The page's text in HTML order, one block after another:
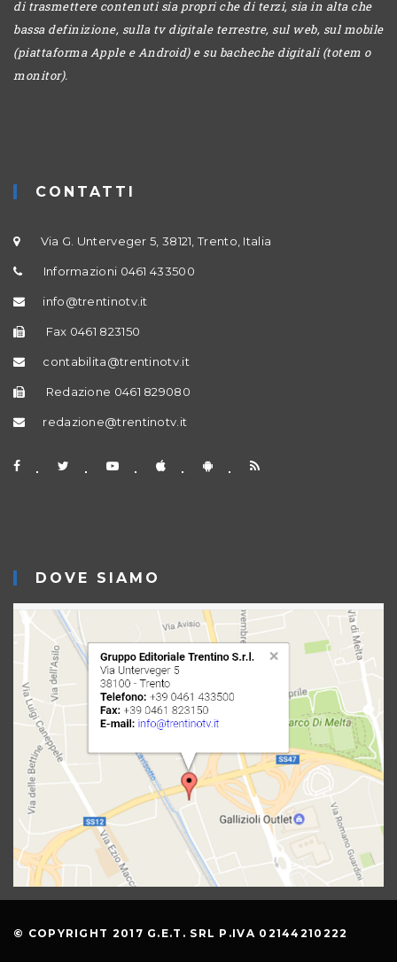
di trasmettere contenuti sia propri che di terzi, sia in alta che
bassa definizione, sulla tv digitale terrestre, sul web, sul mobile
(piattaforma Apple e Android) e su bacheche digitali (totem o
monitor).
CONTATTI
Via G. Unterveger 5, 38121, Trento, Italia
Informazioni 0461 433500
info@trentinotv.it
Fax 0461 823150
contabilita@trentinotv.it
Redazione 0461 829080
redazione@trentinotv.it
DOVE SIAMO
© COPYRIGHT 2017 G.E.T. SRL P.IVA 02144210222